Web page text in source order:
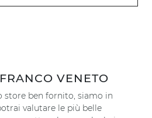
VENETO
store ben fornito, siamo in
valutare le più belle